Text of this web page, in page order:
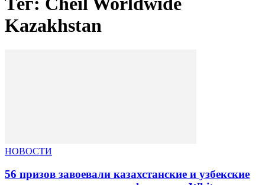
Kazakhstan
НОВОСТИ
56 призов завоевали казахстанские и узбекские